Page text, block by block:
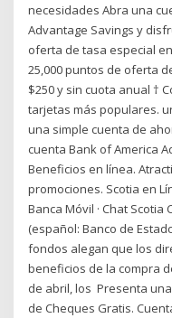
necesidades Abra una
Advantage Savings y
oferta de tasa especial
25,000 puntos de oferta
$250 y sin cuota anual †
tarjetas más populares.
una simple cuenta de
cuenta Bank of America
Beneficios en línea.
promociones. Scotia en
Banca Móvil · Chat
(español: Banco de
fondos alegan que los
beneficios de la compra
de abril, los Presenta
de Cheques Gratis.